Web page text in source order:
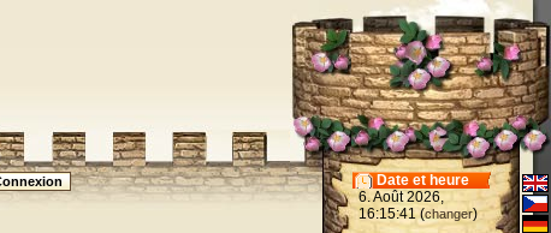
Date et heure
6. Août 2026,
16:15:41 (changer)